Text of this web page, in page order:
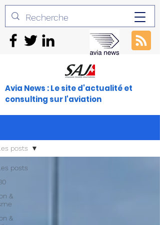
Avia News : Le site d'actualité et
consulting sur l'aviation
posts
&
&
posts